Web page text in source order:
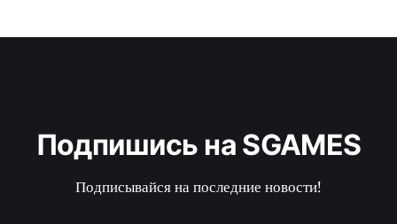
Подпишись на SGAMES
Подписывайся на последние новости!